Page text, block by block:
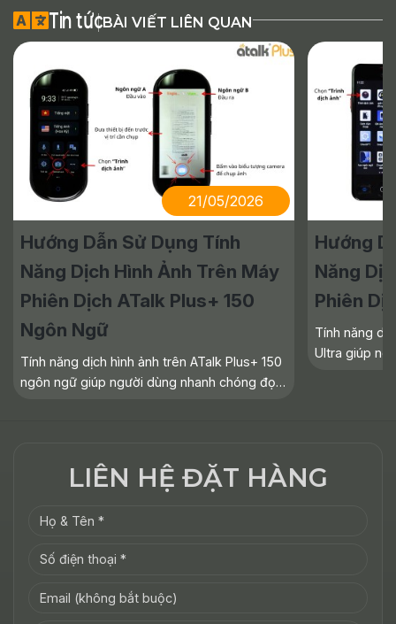
Tin tứcBÀI VIẾT LIÊN QUAN
21/05/2026
Hướng Dẫn Sử Dụng Tính
Năng Dịch Hình Ảnh Trên Máy
Phiên Dịch ATalk Plus+ 150
Ngôn Ngữ
Tính năng dịch hình ảnh trên ATalk Plus+ 150
ngôn ngữ giúp người dùng nhanh chóng đọc
Hướng
Năng
Phiên
Tính năng
Ultra giúp
LIÊN HỆ ĐẶT HÀNG